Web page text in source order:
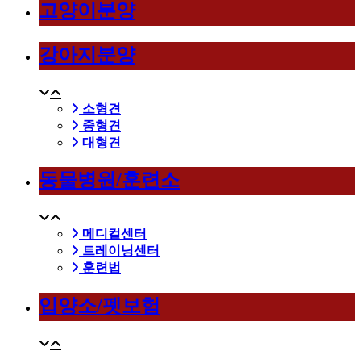
고양이분양
강아지분양
소형견
중형견
대형견
동물병원/훈련소
메디컬센터
트레이닝센터
훈련법
입양소/펫보험